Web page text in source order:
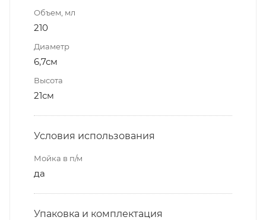
Объем, мл
210
Диаметр
6,7см
Высота
21см
Условия использования
Мойка в п/м
да
Упаковка и комплектация